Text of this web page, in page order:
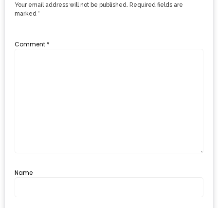
กี้
Your email address will not be published. Required fields are
marked *
Comment *
Name